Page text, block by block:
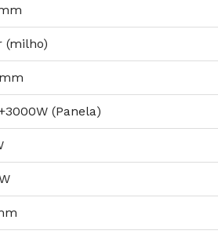
(milho)
(Panela)